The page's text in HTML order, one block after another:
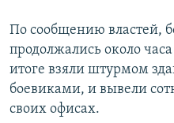
По сообщению властей,
продолжались около
итоге взяли штурмом
боевиками, и вывели
своих офисах.